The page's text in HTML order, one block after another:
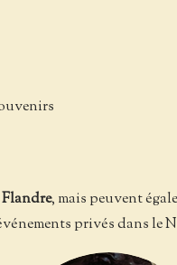
, mais peuvent
privés dans le